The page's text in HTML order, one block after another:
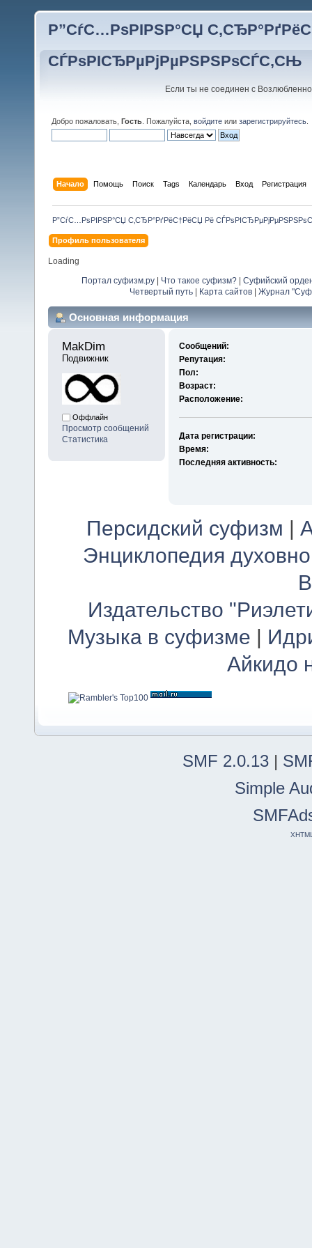
Р”СѓС…РѕРІРЅР°СЏ
СЃРѕРІСЂРµРјРµРЅРЅРѕСЃС‚СЊ
Если ты не соединен с
Добро пожаловать, Гость . Пожалуйста, войдите или зарегистрируйтесь
Начало Помощь Поиск Tags Календарь Вход Регистрация
Р”СѓС…РѕРІРЅР°СЏ С‚СЂР°РґРёС†РёСЏ Рё
Профиль пользователя
Loading
Портал суфизм.ру Что такое суфизм?
Суфийский
Четвертый путь| Карта сайтов| Журнал
Основная информация
MakDim
Подвижник
Оффлайн
Просмотр сообщений
Статистика
Сообщений:
Репутация:
Пол:
Возраст:
Расположение:
Дата регистрации:
Время:
Последняя активность:
Персидский суфизм |
Энциклопедия
Издательство
Музыка в суфизме |
Айкидо
SMF 2.0.13 |
Simple